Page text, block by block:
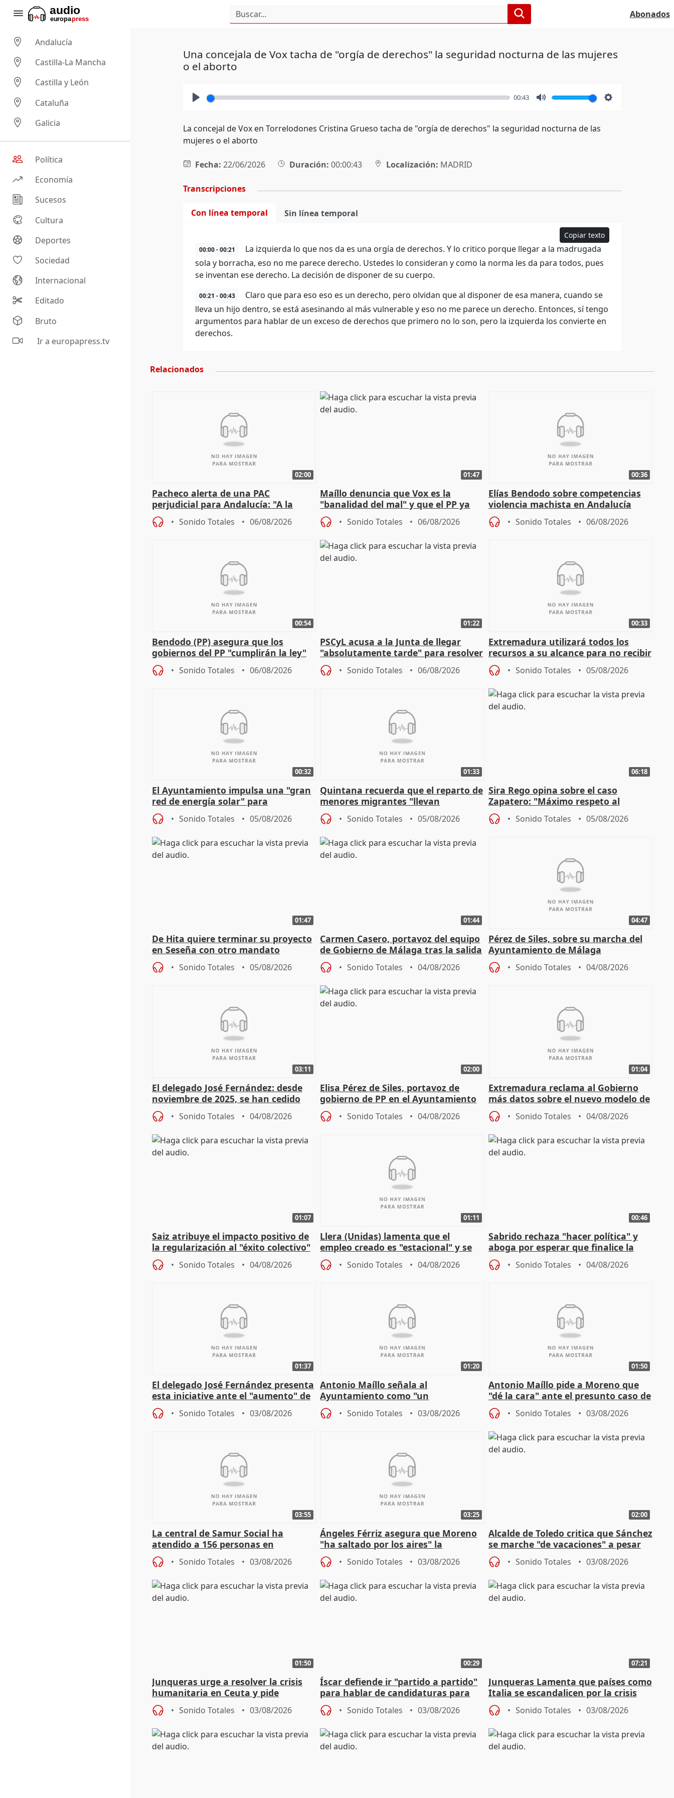
Abonados
Andalucía
Castilla-La Mancha
Castilla y León
Cataluña
Galicia
Política
Economía
Sucesos
Cultura
Deportes
Sociedad
Internacional
Editado
Bruto
Ir a europapress.tv
Una concejala de Vox tacha de "orgía de derechos" la seguridad nocturna de las mujeres
o el aborto
00:43
La concejal de Vox en Torrelodones Cristina Grueso tacha de "orgía de derechos" la seguridad nocturna de las
mujeres o el aborto
Fecha: 22/06/2026 Duración: 00:00:43 Localización: MADRID
Transcripciones
Con línea temporal Sin línea temporal
Copiar texto
00:00 - 00:21
La izquierda lo que nos da es una orgía de derechos. Y lo critico porque llegar a la madrugada
sola y borracha, eso no me parece derecho. Ustedes lo consideran y como la norma les da para todos, pues
se inventan ese derecho. La decisión de disponer de su cuerpo.
00:21 - 00:43
Claro que para eso eso es un derecho, pero olvidan que al disponer de esa manera, cuando se
lleva un hijo dentro, se está asesinando al más vulnerable y eso no me parece un derecho. Entonces, sí tengo
argumentos para hablar de un exceso de derechos que primero no lo son, pero la izquierda los convierte en
derechos.
Relacionados
02:00
Pacheco alerta de una PAC
perjudicial para Andalucía: "A la
agricultura hay que protegerla"
Sonido Totales 06/08/2026
01:47
Maíllo denuncia que Vox es la
"banalidad del mal" y que el PP ya
asume todas sus tesis
Sonido Totales 06/08/2026
00:36
Elías Bendodo sobre competencias
violencia machista en Andalucía
Sonido Totales 06/08/2026
00:54
Bendodo (PP) asegura que los
gobiernos del PP "cumplirán la ley"
sobre los menores migrantes
Sonido Totales 06/08/2026
01:22
PSCyL acusa a la Junta de llegar
"absolutamente tarde" para resolver
problemas como Newcastle
Sonido Totales 06/08/2026
00:33
Extremadura utilizará todos los
recursos a su alcance para no recibir
más menores migrantes
Sonido Totales 05/08/2026
00:32
El Ayuntamiento impulsa una "gran
red de energía solar" para
autoconsumo
Sonido Totales 05/08/2026
01:33
Quintana recuerda que el reparto de
menores migrantes "llevan
aportación del Gobierno" central
Sonido Totales 05/08/2026
06:18
Sira Rego opina sobre el caso
Zapatero: "Máximo respeto al
proceso judicial"
Sonido Totales 05/08/2026
01:47
De Hita quiere terminar su proyecto
en Seseña con otro mandato
Sonido Totales 05/08/2026
01:44
Carmen Casero, portavoz del equipo
de Gobierno de Málaga tras la salida
de Pérez de Siles
Sonido Totales 04/08/2026
04:47
Pérez de Siles, sobre su marcha del
Ayuntamiento de Málaga
Sonido Totales 04/08/2026
03:11
El delegado José Fernández: desde
noviembre de 2025, se han cedido
9.810 ayudas por nacimiento
Sonido Totales 04/08/2026
02:00
Elisa Pérez de Siles, portavoz de
gobierno de PP en el Ayuntamiento
de Málaga, deja la política
Sonido Totales 04/08/2026
01:04
Extremadura reclama al Gobierno
más datos sobre el nuevo modelo de
financiación
Sonido Totales 04/08/2026
01:07
Saiz atribuye el impacto positivo de
la regularización al "éxito colectivo"
del Gobierno
Sonido Totales 04/08/2026
01:11
Llera (Unidas) lamenta que el
empleo creado es "estacional" y se
"esfumará" al acabar el verano
Sonido Totales 04/08/2026
00:46
Sabrido rechaza "hacer política" y
aboga por esperar que finalice la
investigación del incendio
Sonido Totales 04/08/2026
01:37
El delegado José Fernández presenta
esta iniciative ante el "aumento" de
personas sin hogar en Madri
Sonido Totales 03/08/2026
01:20
Antonio Maíllo señala al
Ayuntamiento como "un
especulador más" sobre viviendas de
Jiménez Becerril
Sonido Totales 03/08/2026
01:50
Antonio Maíllo pide a Moreno que
"dé la cara" ante el presunto caso de
acoso del CEO de ADM
Sonido Totales 03/08/2026
03:55
La central de Samur Social ha
atendido a 156 personas en
situación de calle durante Campaña
de CalorSonido Totales 03/08/2026
03:25
Ángeles Férriz asegura que Moreno
"ha saltado por los aires" la
negociación tras acuerdo con SMA
Sonido Totales 03/08/2026
02:00
Alcalde de Toledo critica que Sánchez
se marche "de vacaciones" a pesar
de la crisis migratoria
Sonido Totales 03/08/2026
01:50
Junqueras urge a resolver la crisis
humanitaria en Ceuta y pide
responsabilidad a la UE
Sonido Totales 03/08/2026
00:29
Íscar defiende ir "partido a partido"
para hablar de candidaturas para
2027
Sonido Totales 03/08/2026
07:21
Junqueras Lamenta que países como
Italia se escandalicen por la crisis
migratoria
Sonido Totales 03/08/2026